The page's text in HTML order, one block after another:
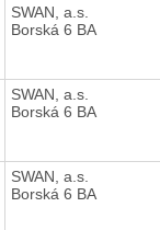
SWAN, a.s.
Borská 6 BA
SWAN, a.s.
Borská 6 BA
SWAN, a.s.
Borská 6 BA